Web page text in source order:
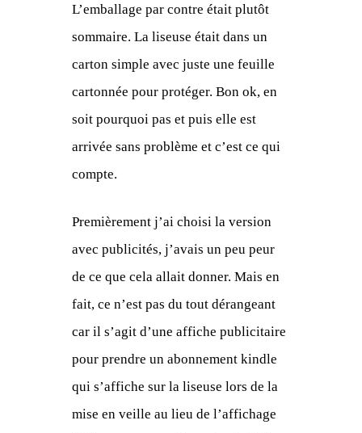
L’emballage par contre était plutôt
sommaire. La liseuse était dans un
carton simple avec juste une feuille
cartonnée pour protéger. Bon ok, en
soit pourquoi pas et puis elle est
arrivée sans problème et c’est ce qui
compte.
Premièrement j’ai choisi la version
avec publicités, j’avais un peu peur
de ce que cela allait donner. Mais en
fait, ce n’est pas du tout dérangeant
car il s’agit d’une affiche publicitaire
pour prendre un abonnement kindle
qui s’affiche sur la liseuse lors de la
mise en veille au lieu de l’affichage